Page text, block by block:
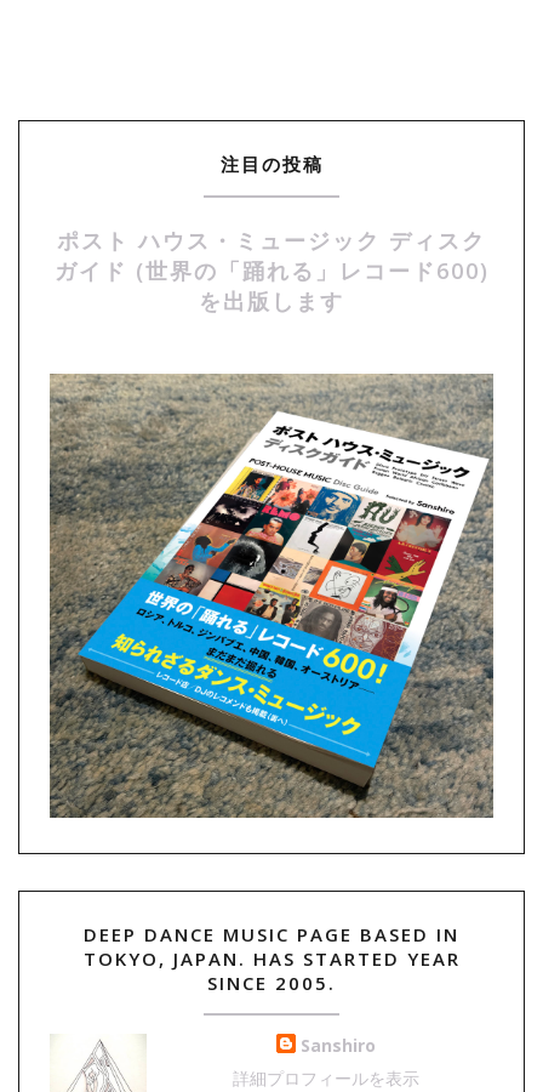
注目の投稿
ポスト ハウス・ミュージック ディスク
ガイド (世界の「踊れる」レコード600)
を出版します
DEEP DANCE MUSIC PAGE BASED IN
TOKYO, JAPAN. HAS STARTED YEAR
SINCE 2005.
Sanshiro
詳細プロフィールを表示